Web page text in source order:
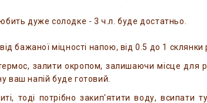
дуже солодке - 3 ч.л. буде достатньо.
бажаної міцності напою, від 0.5 до 1 склянки
залити окропом, залишаючи місце для
ваш напій буде готовий.
тоді потрібно закип'ятити воду, всипати